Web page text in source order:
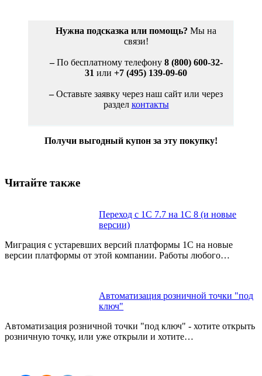
Нужна подсказка или помощь? Мы на
связи!
–По бесплатному телефону 8 (800) 600-32-
31 или +7 (495) 139-09-60
–Оставьте заявку через наш сайт или через
раздел контакты
Получи выгодный купон за эту покупку!
Читайте также
Переход с 1С 7.7 на 1С 8 (и новые
версии)
Миграция с устаревших версий платформы 1С на новые
версии платформы от этой компании. Работы любого…
Автоматизация розничной точки "под
ключ"
Автоматизация розничной точки "под ключ" - хотите открыть
розничную точку, или уже открыли и хотите…